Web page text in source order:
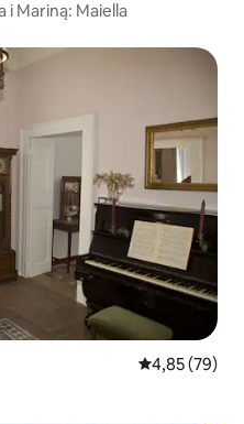
Mariną: Maiella
Średnia
4,85 (79)